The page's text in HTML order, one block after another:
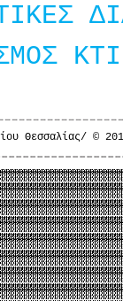
Θεσσαλίας/ ©